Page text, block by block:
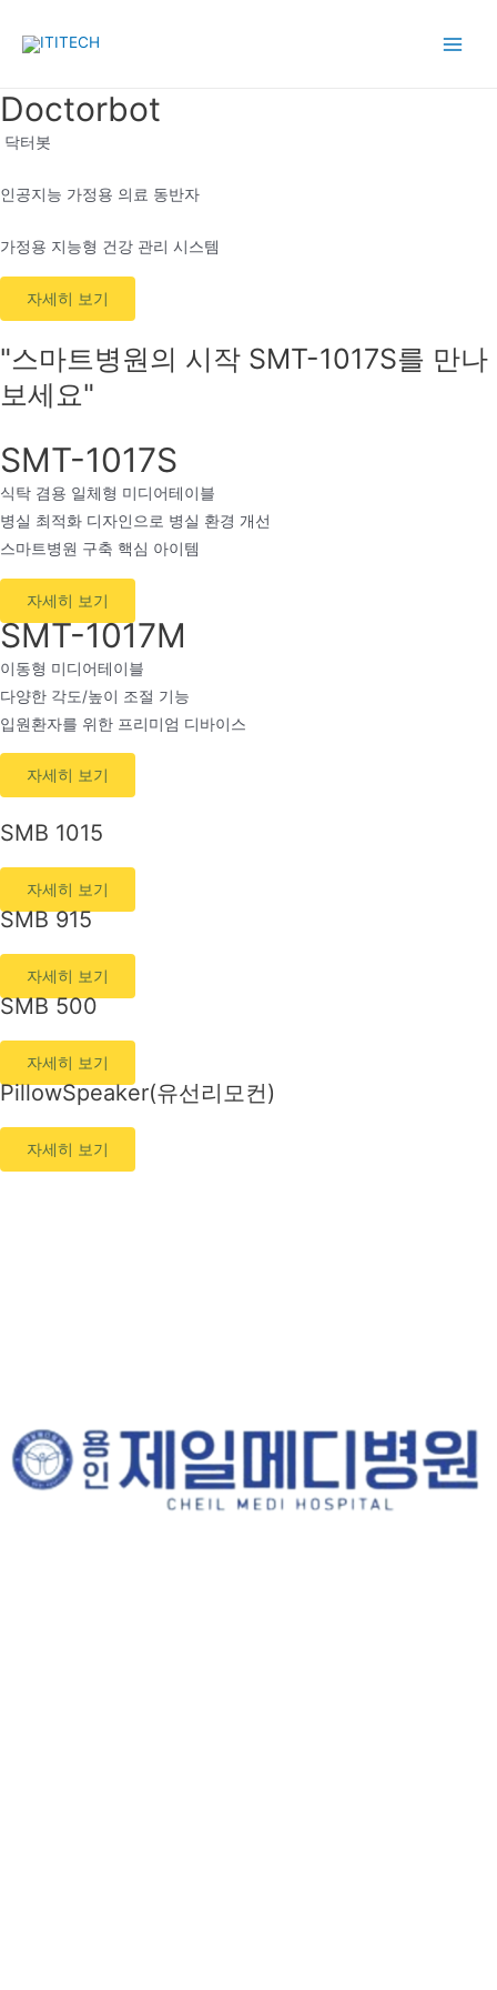
로
건
너
기
Doctorbot
닥터봇
인공지능 가정용 의료 동반자
가정용 지능형 건강 관리 시스템
자세히 보기
"스마트병원의 시작 SMT-1017S​를 만나
보세요"
SMT-1017S
식탁 겸용 일체형 미디어테이블
병실 최적화 디자인으로 병실 환경 개선
스마트병원 구축 핵심 아이템
자세히 보기
SMT-1017M​
이동형 미디어테이블​
다양한 각도/높이 조절 기능​
입원환자를 위한 프리미엄 디바이스
자세히 보기
SMB 1015
자세히 보기
SMB 915
자세히 보기
SMB 500
자세히 보기
PillowSpeaker(유선리모컨)​
자세히 보기